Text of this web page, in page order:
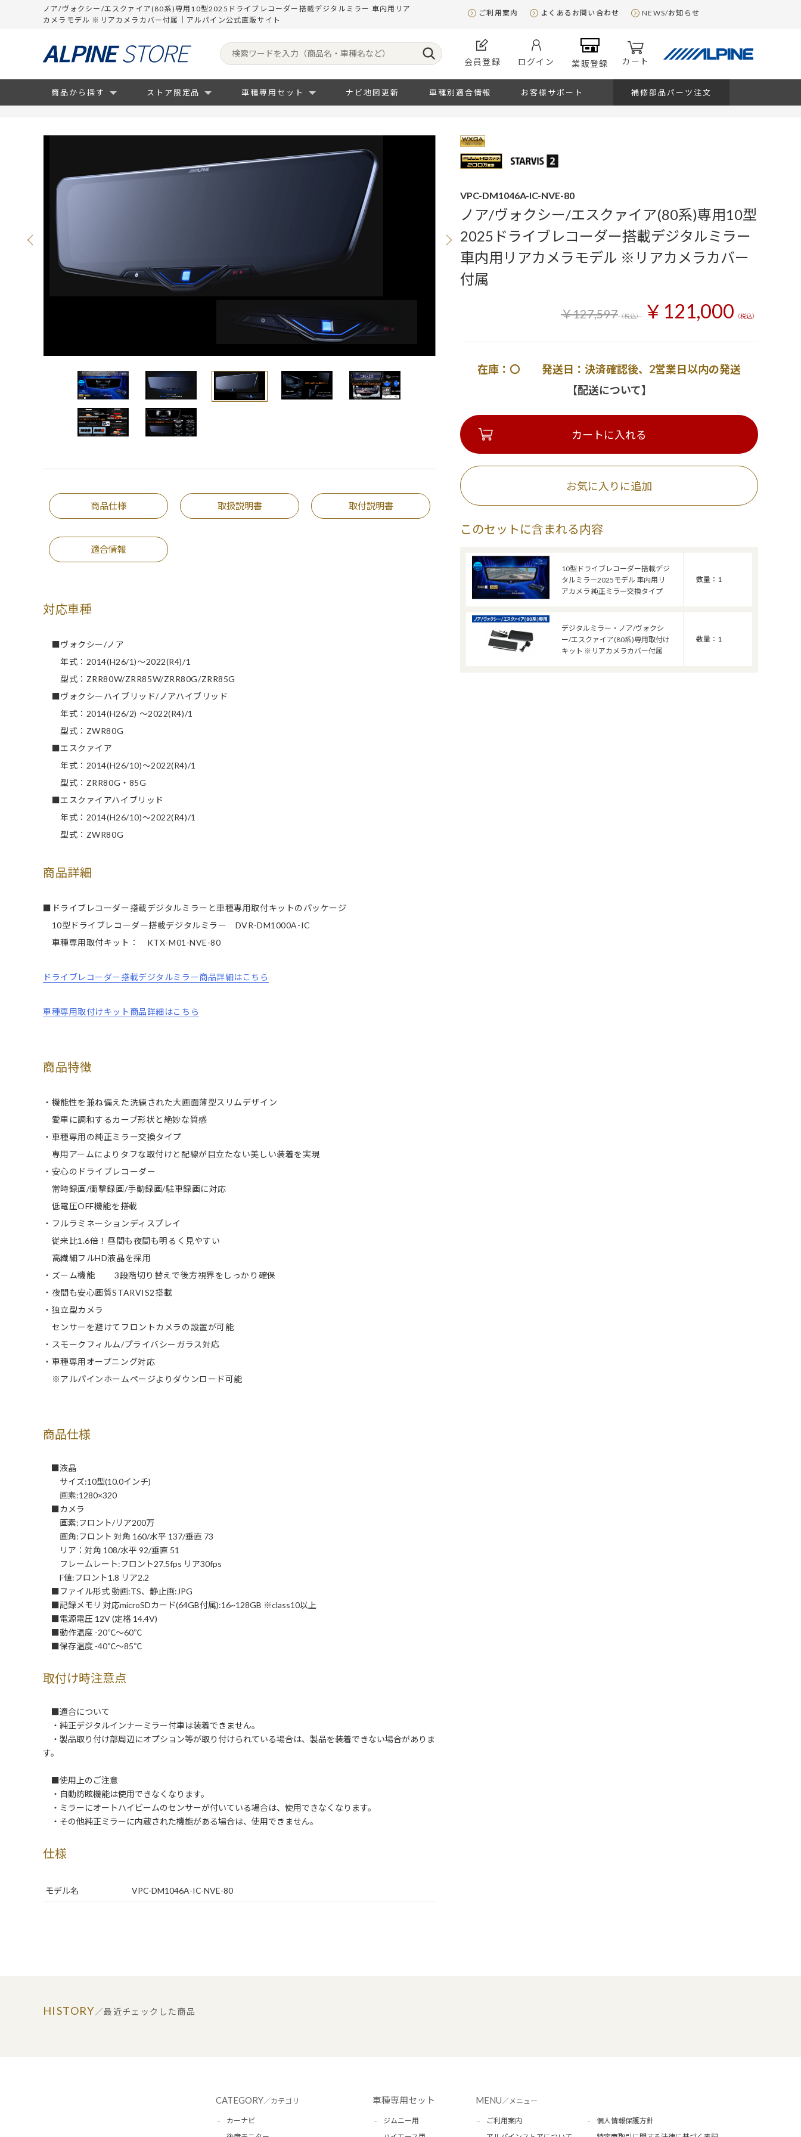
ノア/ヴォクシー/エスクァイア(80系)専用10型2025ドライブレコーダー搭載デジタルミラー 車内用リア
カメラモデル ※リアカメラカバー付属｜アルパイン公式直販サイト
ご利用案内 よくあるお問い合わせ NEWS/お知らせ
会員登録 ログイン 業販登録 カート
商品から探す ストア限定品 車種専用セット ナビ地図更新 車種別適合情報 お客様サポート 補修部品パーツ注文
商品仕様 取扱説明書 取付説明書
適合情報
対応車種
■ヴォクシー/ノア
年式：2014(H26/1)～2022(R4)/1
型式：ZRR80W/ZRR85W/ZRR80G/ZRR85G
■ヴォクシーハイブリッド/ノアハイブリッド
年式：2014(H26/2) ～2022(R4)/1
型式：ZWR80G
■エスクァイア
年式：2014(H26/10)～2022(R4)/1
型式：ZRR80G・85G
■エスクァイアハイブリッド
年式：2014(H26/10)～2022(R4)/1
型式：ZWR80G
商品詳細
■ドライブレコーダー搭載デジタルミラーと車種専用取付キットのパッケージ
10型ドライブレコーダー搭載デジタルミラー DVR-DM1000A-IC
車種専用取付キット： KTX-M01-NVE-80
ドライブレコーダー搭載デジタルミラー商品詳細はこちら
車種専用取付けキット商品詳細はこちら
商品特徴
・機能性を兼ね備えた洗練された大画面薄型スリムデザイン
愛車に調和するカーブ形状と絶妙な質感
・車種専用の純正ミラー交換タイプ
専用アームによりタフな取付けと配線が目立たない美しい装着を実現
・安心のドライブレコーダー
常時録画/衝撃録画/手動録画/駐車録画に対応
低電圧OFF機能を搭載
・フルラミネーションディスプレイ
従来比1.6倍！昼間も夜間も明るく見やすい
高繊細フルHD液晶を採用
・ズーム機能 3段階切り替えで後方視界をしっかり確保
・夜間も安心画質STARVIS2搭載
・独立型カメラ
センサーを避けてフロントカメラの設置が可能
・スモークフィルム/プライバシーガラス対応
・車種専用オープニング対応
※アルパインホームページよりダウンロード可能
商品仕様
■液晶
サイズ:10型(10.0インチ)
画素:1280×320
■カメラ
画素:フロント/リア200万
画角:フロント 対角 160/水平 137/垂直 73
リア：対角 108/水平 92/垂直 51
フレームレート:フロント27.5fps リア30fps
F値:フロント1.8 リア2.2
■ファイル形式 動画:TS、静止画:JPG
■記録メモリ 対応microSDカード(64GB付属):16~128GB ※class10以上
■電源電圧 12V (定格 14.4V)
■動作温度 -20℃～60℃
■保存温度 -40℃～85℃
取付け時注意点
■適合について
・純正デジタルインナーミラー付車は装着できません。
・製品取り付け部周辺にオプション等が取り付けられている場合は、製品を装着できない場合がありま
す。
■使用上のご注意
・自動防眩機能は使用できなくなります。
・ミラーにオートハイビームのセンサーが付いている場合は、使用できなくなります。
・その他純正ミラーに内蔵された機能がある場合は、使用できません。
仕様
モデル名 VPC-DM1046A-IC-NVE-80
VPC-DM1046A-IC-NVE-80
ノア/ヴォクシー/エスクァイア(80系)専用10型
2025ドライブレコーダー搭載デジタルミラー
車内用リアカメラモデル ※リアカメラカバー
付属
￥127,597（税込） ￥121,000 （税込）
在庫：〇 発送日：決済確認後、2営業日以内の発送
【配送について】
カートに入れる
このセットに含まれる内容
10型ドライブレコーダー搭載デジ
タルミラー2025モデル 車内用リ
アカメラ 純正ミラー交換タイプ
数量：1
デジタルミラー・ノア/ヴォクシ
ー/エスクァイア(80系)専用取付け
キット ※リアカメラカバー付属
数量：1
お気に入りに追加
HISTORY／最近チェックした商品
CATEGORY／カテゴリ
カーナビ
車種専用セット
ジムニー用
MENU／メニュー
ご利用案内
個人情報保護方針